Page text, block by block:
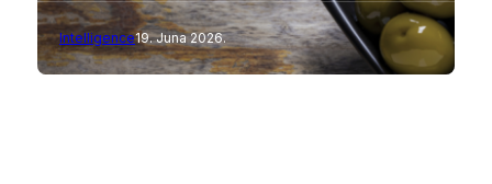
Intelligence19. Juna 2026.